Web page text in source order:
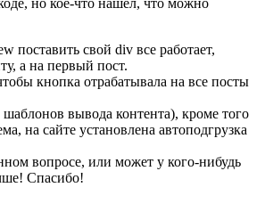
поставить свой div все работает,
а на первый пост.
кнопка отрабатывала на все посты
вывода контента), кроме того
на сайте установлена автоподгрузка
вопросе, или может у кого-нибудь
Спасибо!